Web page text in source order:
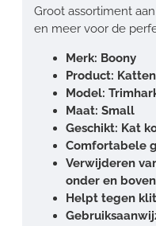
Groot assortiment
en meer voor de
Merk: Boony
Product:
Model:
Maat: Small
Geschikt: Kat
Comfortabele
Verwijderen
onder en
Helpt tegen